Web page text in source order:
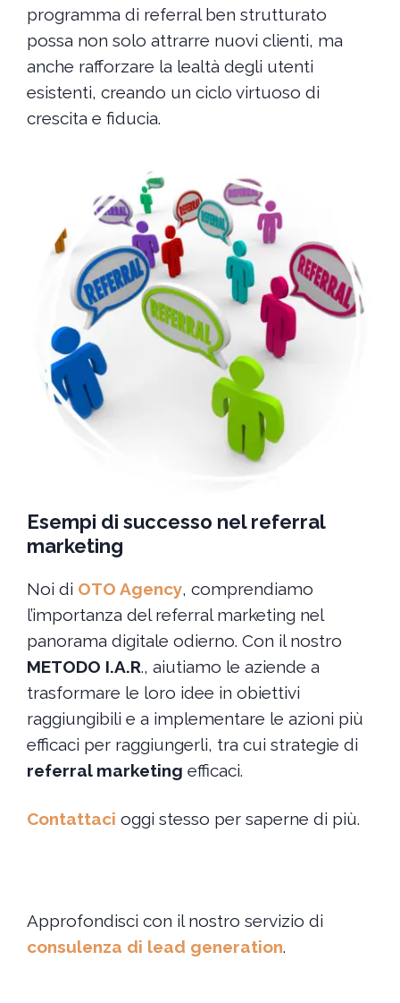
programma di referral ben strutturato
possa non solo attrarre nuovi clienti, ma
anche rafforzare la lealtà degli utenti
esistenti, creando un ciclo virtuoso di
crescita e fiducia.
Esempi di successo nel referral
marketing
Noi di OTO Agency, comprendiamo
l’importanza del referral marketing nel
panorama digitale odierno. Con il nostro
METODO I.A.R., aiutiamo le aziende a
trasformare le loro idee in obiettivi
raggiungibili e a implementare le azioni più
efficaci per raggiungerli, tra cui strategie di
referral marketing efficaci.
Contattaci oggi stesso per saperne di più.
Approfondisci con il nostro servizio di
consulenza di lead generation.